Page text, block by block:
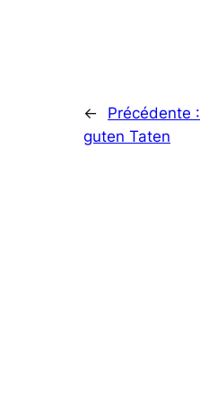
← Précédente :
guten Taten